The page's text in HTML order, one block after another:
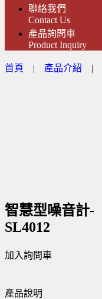
聯絡我們
Contact Us
產品詢問車
Product Inquiry
首頁 | 產品介紹 |
智慧型噪音計-
SL4012
加入詢問車
產品說明